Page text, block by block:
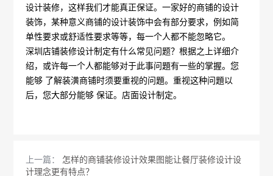
设计装修，这样我们才能真正保证。一家好的商铺的设计
装饰，某种意义商铺的设计装饰中会有部分要求，例如简
单性要求或舒适性要求等等，每一个人都不能忽略它。
深圳店铺装修设计制定有什么常见问题？根据之上详细介
绍，或许每一个人都能够对于此事问題有一些的掌握。您
能够 了解装潢商铺时须要重视的问題。重视这种问題以
后，您大部分能够 保证。店面设计制定。
上一篇： 怎样的商铺装修设计效果图能让餐厅装修设计设
计理念更有特点？